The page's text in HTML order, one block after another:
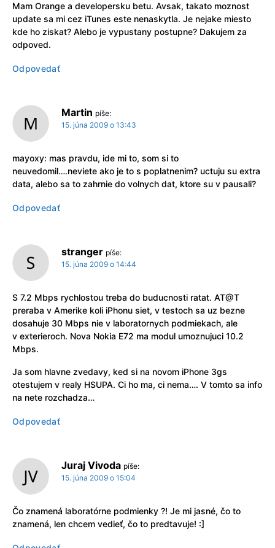
Mam Orange a developersku betu. Avsak, takato moznost
update sa mi cez iTunes este nenaskytla. Je nejake miesto
kde ho ziskat? Alebo je vypustany postupne? Dakujem za
odpoved.
Odpovedať
Martin píše:
15. júna 2009 o 13:43
mayoxy: mas pravdu, ide mi to, som si to
neuvedomil….neviete ako je to s poplatnenim? uctuju su extra
data, alebo sa to zahrnie do volnych dat, ktore su v pausali?
Odpovedať
stranger píše:
15. júna 2009 o 14:44
S 7.2 Mbps rychlostou treba do buducnosti ratat. AT@T
preraba v Amerike koli iPhonu siet, v testoch sa uz bezne
dosahuje 30 Mbps nie v laboratornych podmiekach, ale
v exterieroch. Nova Nokia E72 ma modul umoznujuci 10.2
Mbps.
Ja som hlavne zvedavy, ked si na novom iPhone 3gs
otestujem v realy HSUPA. Ci ho ma, ci nema…. V tomto sa info
na nete rozchadza…
Odpovedať
Juraj Vivoda píše:
15. júna 2009 o 15:04
Čo znamená laboratórne podmienky ?! Je mi jasné, čo to
znamená, len chcem vedieť, čo to predtavuje! :]